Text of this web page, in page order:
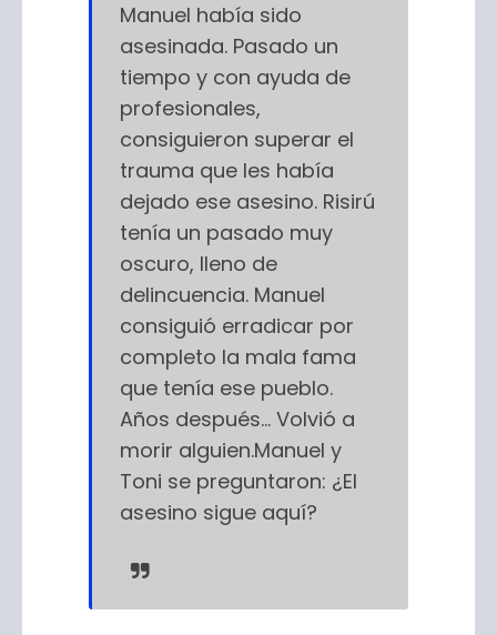
Manuel había sido
asesinada. Pasado un
tiempo y con ayuda de
profesionales,
consiguieron superar el
trauma que les había
dejado ese asesino. Risirú
tenía un pasado muy
oscuro, lleno de
delincuencia. Manuel
consiguió erradicar por
completo la mala fama
que tenía ese pueblo.
Años después... Volvió a
morir alguien.Manuel y
Toni se preguntaron: ¿El
asesino sigue aquí?